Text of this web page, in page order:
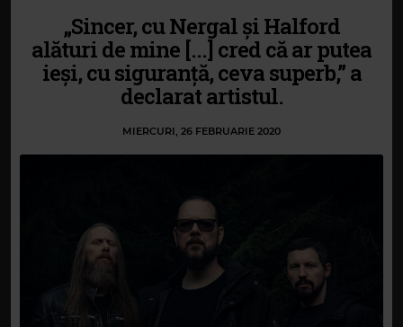
„Sincer, cu Nergal și Halford
alături de mine [...] cred că ar putea
ieși, cu siguranță, ceva superb,” a
declarat artistul.
MIERCURI, 26 FEBRUARIE 2020